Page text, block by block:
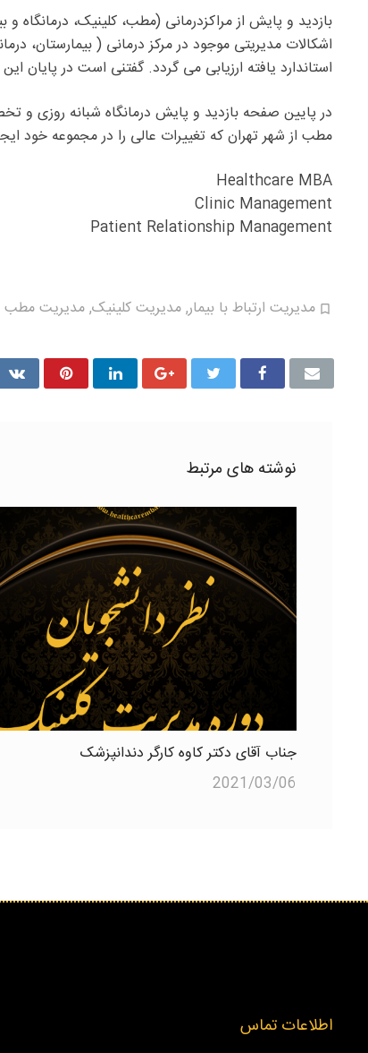
بازدید و پایش از مراکزدرمانی (مطب، کلینیک،
اشکالات مدیریتی موجود در مرکز درمانی (
استاندارد یافته ارزیابی می گردد. گفتنی است در
مطب از شهر تهران که تغییرات عالی را در مجموعه خود
Healthcare MBA
Clinic Management
Patient Relationship Management
مدیریت ارتباط با بیمار,مدیریت کلینیک,مدیریت مطب
نوشته های مرتبط
جناب آقای دکتر کاوه کارگر دندانپزشک
2021/03/06
اطلاعات تماس